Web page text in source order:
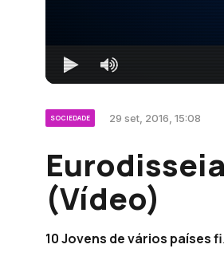
SOCIEDADE 29 set, 2016, 15:08
(Vídeo)
10 Jovens de vários países